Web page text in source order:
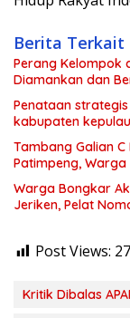
Berita Terkait
Perang Kelompok
Diamankan dan
Penataan
kabupaten
Tambang Galian
Patimpeng, Warga
Warga Bongkar
Jeriken, Pelat
Post Views:
Kritik Dibalas